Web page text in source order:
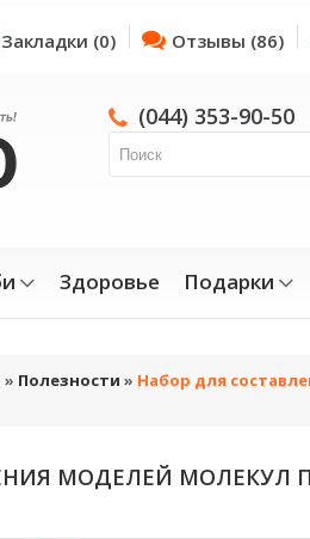
Закладки (0) Отзывы (86)
(044) 353-90-50
Здоровье Подарки
» Полезности » Набор для
МОДЕЛЕЙ МОЛЕКУЛ